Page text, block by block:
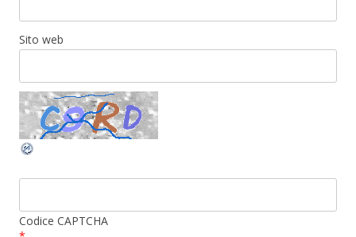
Sito web
Codice CAPTCHA